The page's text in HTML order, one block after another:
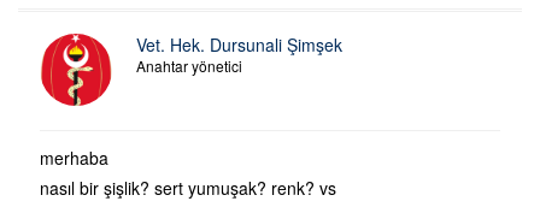
Vet. Hek. Dursunali Şimşek
Anahtar yönetici
merhaba
nasıl bir şişlik? sert yumuşak? renk? vs